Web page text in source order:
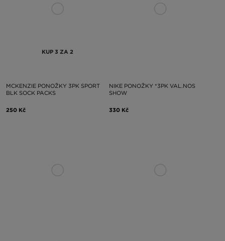
KUP 3 ZA 2
MCKENZIE PONOŽKY 3PK SPORT
BLK SOCK PACKS
250 Kč
NIKE PONOŽKY *3PK VAL.NOS
SHOW
330 Kč